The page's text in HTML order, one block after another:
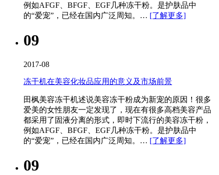
例如AFGF、BFGF、EGF几种冻干粉。是护肤品中
的“爱宠”，已经在国内广泛周知。… [了解更多]
09
2017-08
冻干机在美容化妆品应用的意义及市场前景
田枫美容冻干机​述说美容冻干粉成为新宠的原因！很多
爱美的女性朋友一定发现了，现在有很多高档美容产品
都采用了固液分离的形式，即时下流行的美容冻干粉，
例如AFGF、BFGF、EGF几种冻干粉。是护肤品中
的“爱宠”，已经在国内广泛周知。… [了解更多]
09